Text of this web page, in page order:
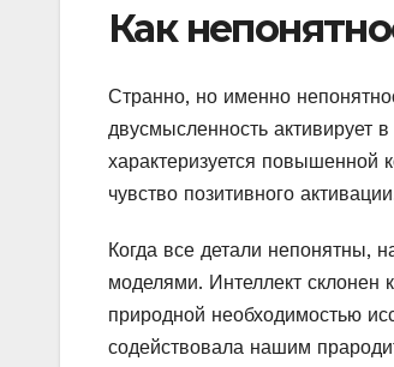
Как
Странно, но именно
двусмысленность активирует
характеризуется повышенной
чувство позитивного
Когда все детали непонятны,
моделями. Интеллект склонен
природной необходимостью
содействовала нашим